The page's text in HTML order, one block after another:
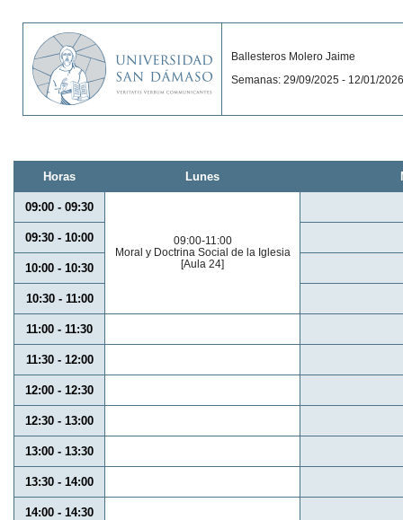
Ballesteros Molero Jaime
Semanas: 29/09/2025 - 12/01/2026
Horas Lunes
09:00 - 09:30
09:00-11:00
Moral y Doctrina Social de la Iglesia
[Aula 24]
09:30 - 10:00
10:00 - 10:30
10:30 - 11:00
11:00 - 11:30
11:30 - 12:00
12:00 - 12:30
12:30 - 13:00
13:00 - 13:30
13:30 - 14:00
14:00 - 14:30